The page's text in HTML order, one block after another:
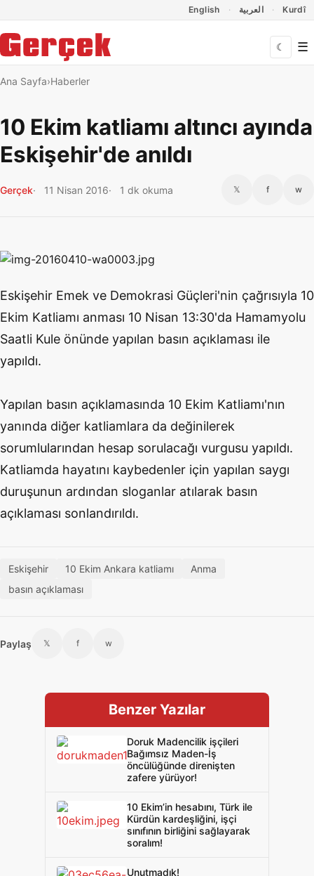
English العربية Kurdî
☾ ☰
Ana Sayfa Haberler
10 Ekim katliamı altıncı ayında
Eskişehir'de anıldı
Gerçek 11 Nisan 2016 1 dk okuma 𝕏 f w
Eskişehir Emek ve Demokrasi Güçleri'nin çağrısıyla 10
Ekim Katliamı anması 10 Nisan 13:30'da Hamamyolu
Saatli Kule önünde yapılan basın açıklaması ile
yapıldı.
Yapılan basın açıklamasında 10 Ekim Katliamı'nın
yanında diğer katliamlara da değinilerek
sorumlularından hesap sorulacağı vurgusu yapıldı.
Katliamda hayatını kaybedenler için yapılan saygı
duruşunun ardından sloganlar atılarak basın
açıklaması sonlandırıldı.
Eskişehir 10 Ekim Ankara katliamı
Anma
basın açıklaması
Paylaş 𝕏 f w
Benzer Yazılar
Doruk Madencilik işçileri
Bağımsız Maden-İş
öncülüğünde direnişten
zafere yürüyor!
10 Ekim’in hesabını, Türk ile
Kürdün kardeşliğini, işçi
sınıfının birliğini sağlayarak
soralım!
Unutmadık!